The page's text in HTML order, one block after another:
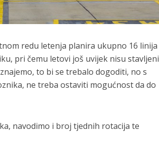
redu letenja planira ukupno 16 linija
pri čemu letovi još uvijek nisu stavljeni
to bi se trebalo dogoditi, no s
ne treba ostaviti mogućnost da do
navodimo i broj tjednih rotacija te